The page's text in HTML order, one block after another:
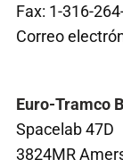
Fax: 1-316-
Correo
Euro-Tramco
Spacelab 47D
3824MR